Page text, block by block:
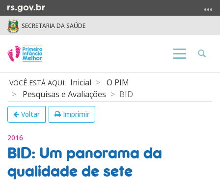
para
para
o
menu
para
busca
SECRETARIA DA SAÚDE
Alterna
Abrir
Início
conteúdo
Inicial
O PIM
Pesquisas e Avaliações
BID
Voltar Imprimir
2016
BID: Um panorama da
qualidade de sete